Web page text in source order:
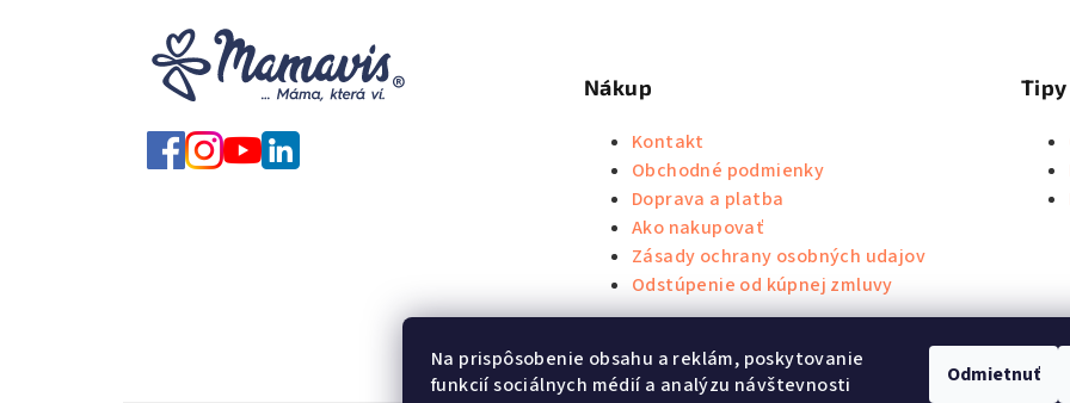
Na prispôsobenie obsahu a reklám, poskytovanie
funkcií sociálnych médií a analýzu návštevnosti
Odmietnuť
k
y
v
ý
p
u
Nákup
Kontakt
Obchodné podmienky
Doprava a platba
Ako nakupovať
Zásady ochrany osobných udajov
Odstúpenie od kúpnej zmluvy